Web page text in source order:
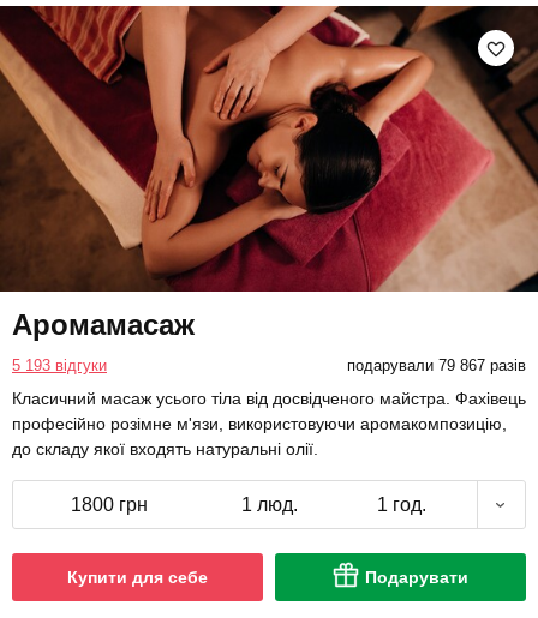
Аромамасаж
5 193 відгуки подарували 79 867 разів
Класичний масаж усього тіла від досвідченого майстра. Фахівець
професійно розімне м'язи, використовуючи аромакомпозицію,
до складу якої входять натуральні олії.
1800 грн 1 люд. 1 год.
Купити для себе Подарувати